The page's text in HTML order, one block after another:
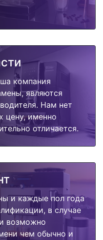
компания
являются
Нам нет
цену, именно
отличается.
и каждые пол года
в случае
возможно
чем обычно и